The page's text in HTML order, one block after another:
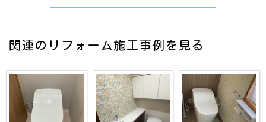
関連のリフォーム施工事例を見る